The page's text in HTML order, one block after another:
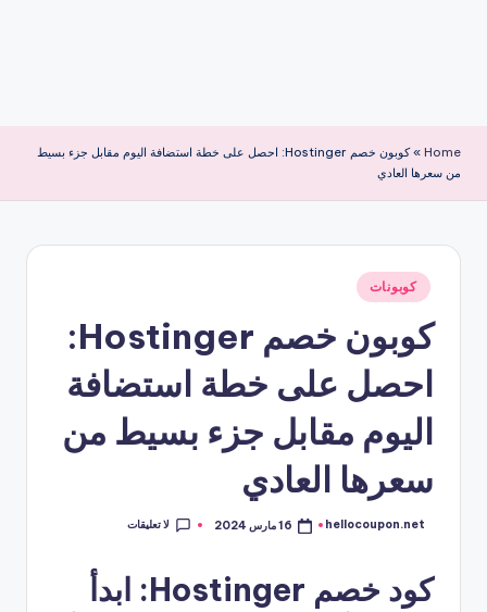
Home
»
كوبون خصم Hostinger: احصل على خطة استضافة اليوم مقابل جزء بسيط
من سعرها العادي
نُشر
في
كوبونات
كوبون خصم Hostinger:
احصل على خطة استضافة
اليوم مقابل جزء بسيط من
سعرها العادي
تمّ
hellocoupon.net 16 مارس 2024 لا تعليقات
كود خصم Hostinger: ابدأ